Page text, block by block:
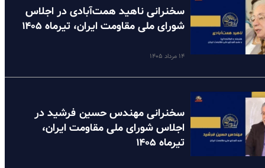
سخنرانی ناهید همت‌آبادی در اجلاس
شورای ملی مقاومت ایران، تیرماه ۱۴۰۵
۱۴ مرداد ۱۴۰۵
سخنرانی مهندس حسین فرشید در
اجلاس شورای ملی مقاومت ایران،
تیرماه ۱۴۰۵